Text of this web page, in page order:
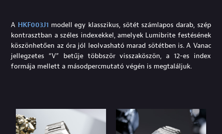
A HKF003J1 modell egy klasszikus, sötét számlapos darab, szép
kontrasztban a széles indexekkel, amelyek Lumibrite festésének
köszönhetően az óra jól leolvasható marad sötétben is. A Vanac
jellegzetes “V” betűje többször visszaköszön, a 12-es index
formája mellett a másodpercmutató végén is megtaláljuk.